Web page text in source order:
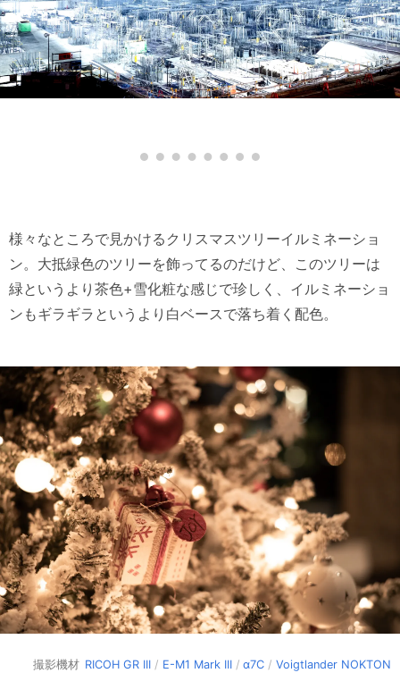
様々なところで見かけるクリスマスツリーイルミネーショ
ン。大抵緑色のツリーを飾ってるのだけど、このツリーは
緑というより茶色+雪化粧な感じで珍しく、イルミネーショ
ンもギラギラというより白ベースで落ち着く配色。
撮影機材 RICOH GR III / E-M1 Mark III / α7C / Voigtlander NOKTON